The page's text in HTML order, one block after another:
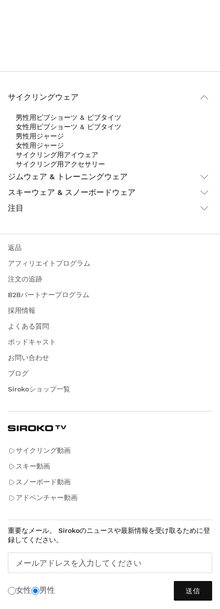
サイクリングウェア
男性用ビブショーツ & ビブタイツ
女性用ビブショーツ & ビブタイツ
男性用ジャージ
女性用ジャージ
サイクリング用アイウェア
サイクリング用アクセサリー
ジムウェア & トレーニングウェア
スキーウェア & スノーボードウェア
注目
返品
アフィリエイトプログラム
注文の追跡
B2Bパートナープログラム
採用情報
よくある質問
ポッドキャスト
お問い合わせ
ブログ
Sirokoショップ一覧
サイクリング動画
スキー動画
スノーボード動画
アドベンチャー動画
重要なメール。 Sirokoのニュースや最新情報を受け取るために登
録してください。
メールアドレスを入力してください
女性 男性 送信